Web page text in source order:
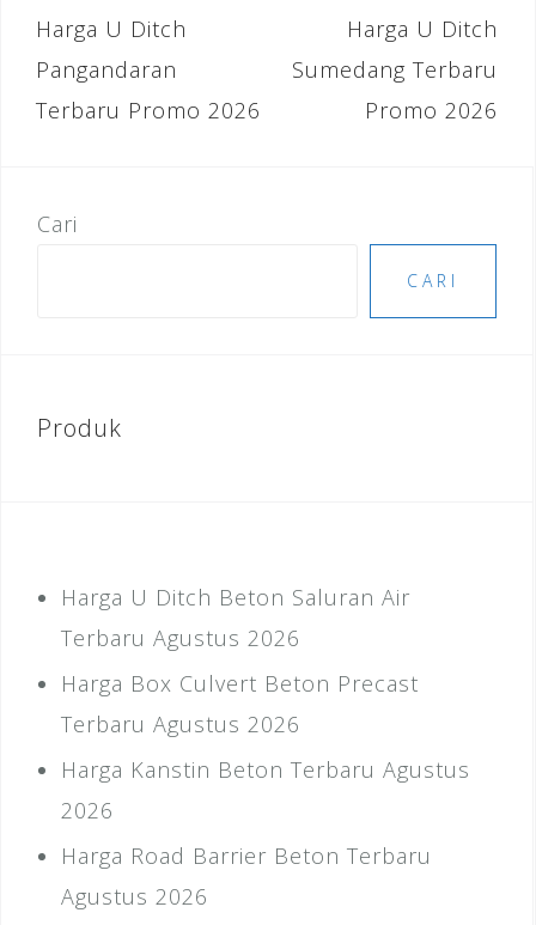
b
o
o
k
r
Navigasi
pos
Harga U Ditch
Pangandaran
Terbaru Promo 2026
Harga U Ditch
Sumedang Terbaru
Promo 2026
Cari
CARI
Produk
Harga U Ditch Beton Saluran Air
Terbaru Agustus 2026
Harga Box Culvert Beton Precast
Terbaru Agustus 2026
Harga Kanstin Beton Terbaru Agustus
2026
Harga Road Barrier Beton Terbaru
Agustus 2026